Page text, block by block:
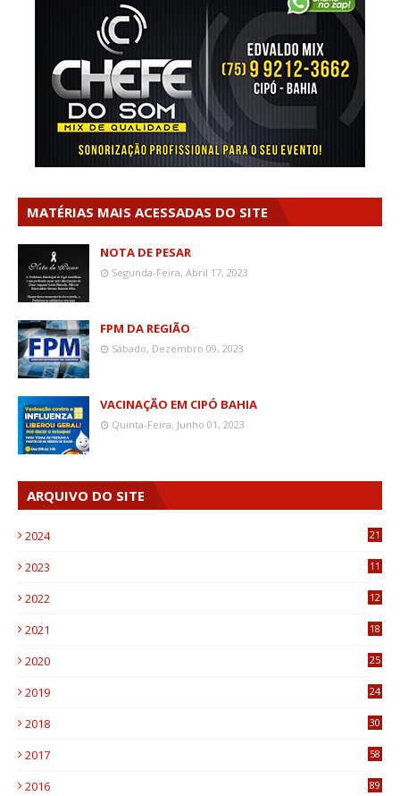
MATÉRIAS MAIS ACESSADAS DO SITE
NOTA DE PESAR
Segunda-Feira, Abril 17, 2023
FPM DA REGIÃO
Sábado, Dezembro 09, 2023
VACINAÇÃO EM CIPÓ BAHIA
Quinta-Feira, Junho 01, 2023
ARQUIVO DO SITE
2024 21
2023
11
2022
12
2021
18
2020
25
2019
24
2018
30
2017
58
2016
89